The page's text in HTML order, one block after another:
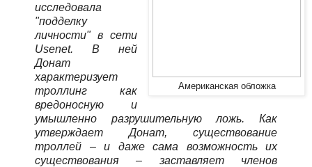
Американская обложка
исследовала
"подделку
личности" в сети
Usenet. В ней
Донат
характеризует
троллинг как
вредоносную и
умышленно разрушительную ложь. Как
утверждает Донат, существование
троллей – и даже сама возможность их
существования – заставляет членов